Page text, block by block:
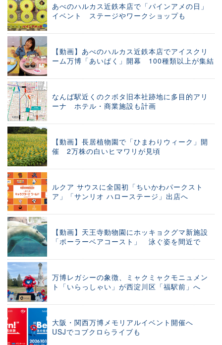
あべのハルカス近鉄本店で「パインアメの日」
イベント ステージやワークショップも
【動画】あべのハルカス近鉄本店でアイスクリ
ーム万博「あいぱく」開幕 100種類以上が集結
なんば駅近くのクボタ旧本社跡地に多目的アリ
ーナ ホテル・商業施設も計画
【動画】長居植物園で「ひまわりウィーク」開
催 2万株の白いヒマワリが見頃
ルクア サウスに全国初「ちいかわパークスト
ア」「サンリオ ハローステージ」出店へ
【動画】天王寺動物園にホッキョクグマ新施設
「ポーラーベアコースト」 泳ぐ姿を間近で
万博レガシーの象徴、ミャクミャクモニュメン
ト「いらっしゃい」が西淀川区「福駅前」へ
大阪・関西万博メモリアルイベント開催へ
USJでコブクロらライブも